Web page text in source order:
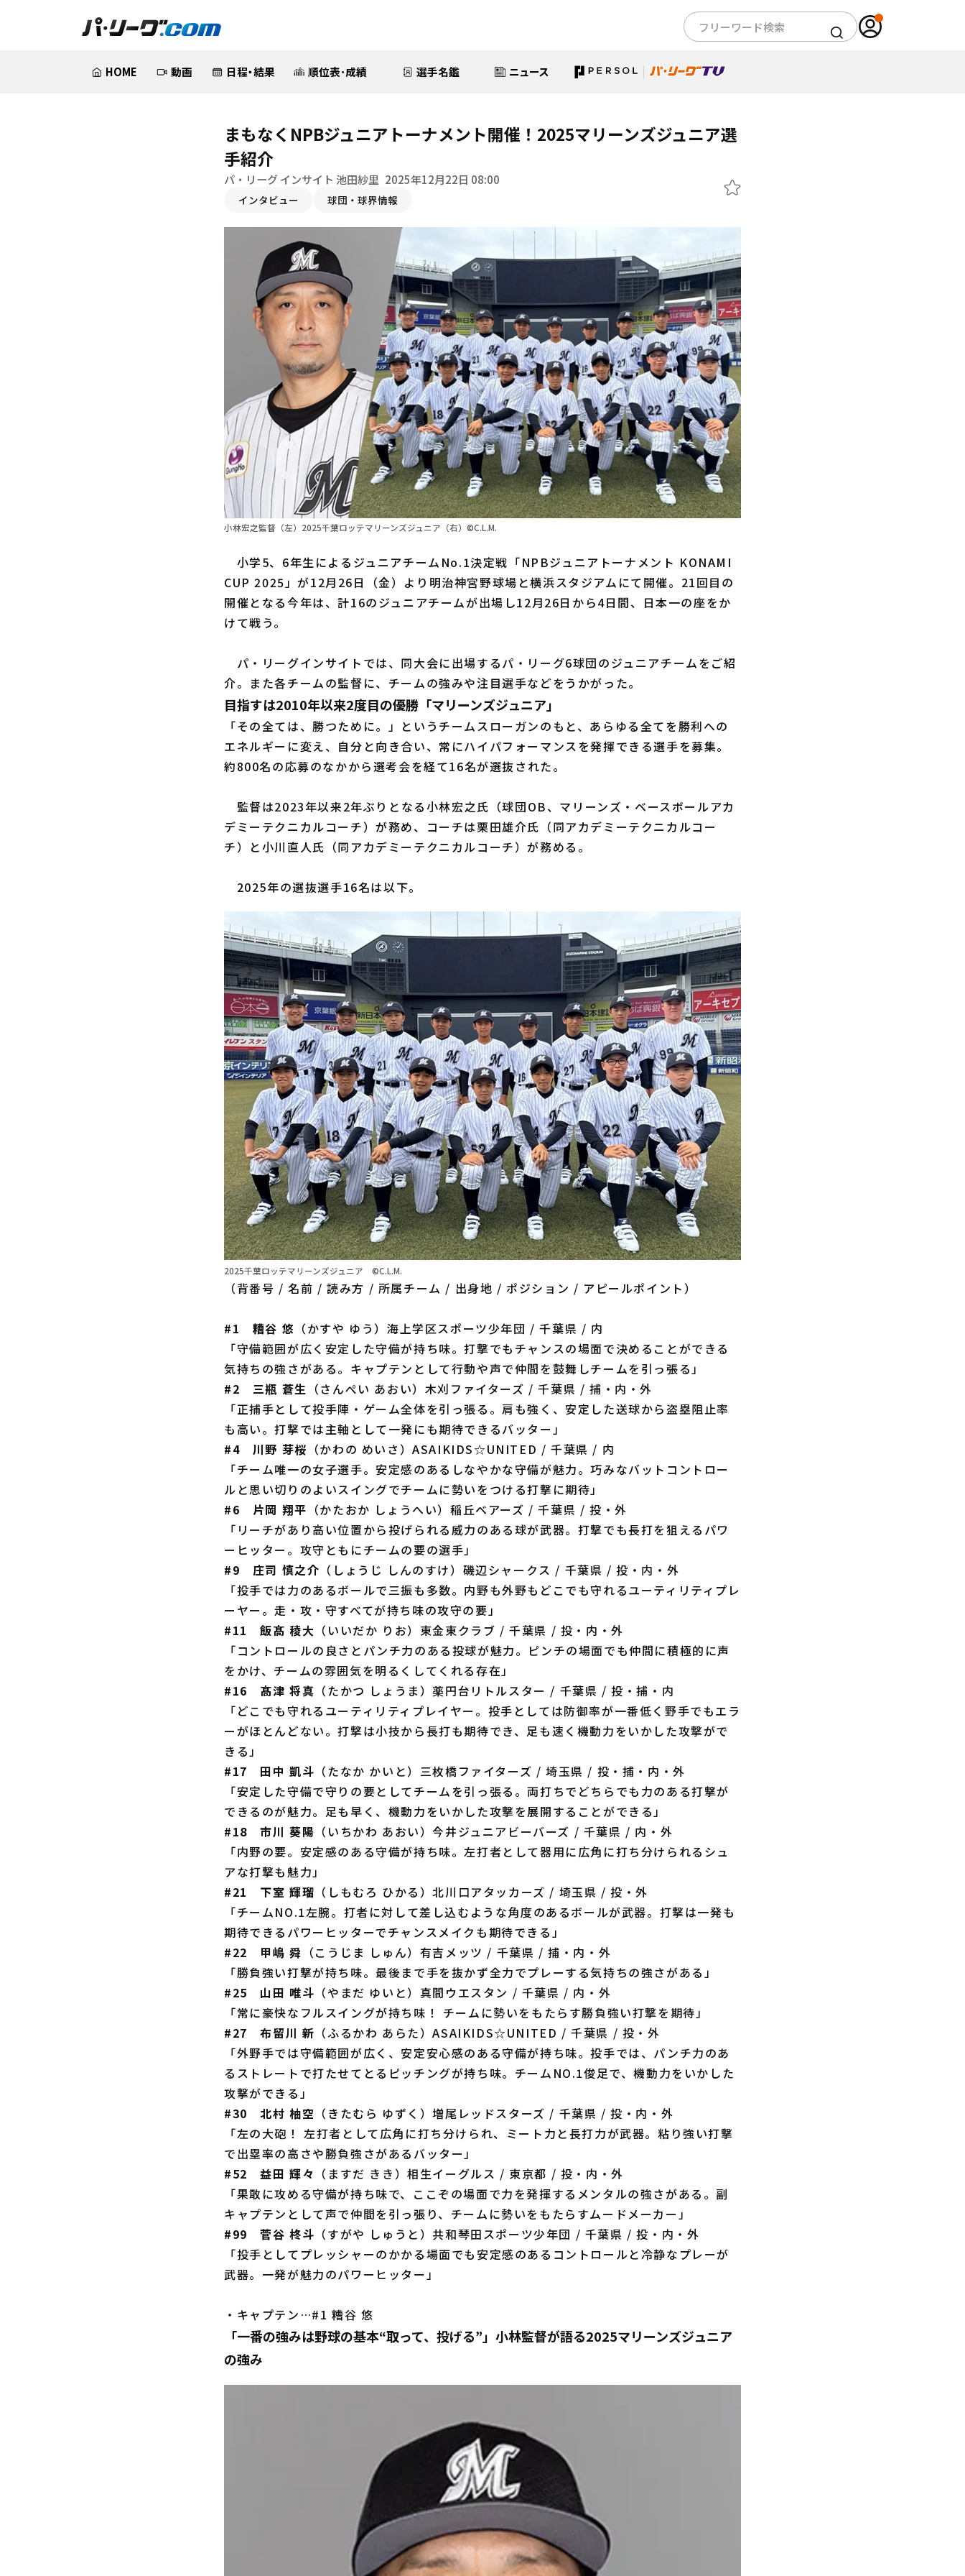
HOME 動画 日程・結果 順位表･成績 選手名鑑 ニュース
まもなくNPBジュニアトーナメント開催！2025マリーンズジュニア選
手紹介
パ・リーグ インサイト 池田紗里 2025年12月22日 08:00
インタビュー 球団・球界情報
小林宏之監督（左）2025千葉ロッテマリーンズジュニア（右）©C.L.M.
小学5、6年生によるジュニアチームNo.1決定戦「NPBジュニアトーナメント KONAMI
CUP 2025」が12月26日（金）より明治神宮野球場と横浜スタジアムにて開催。21回目の
開催となる今年は、計16のジュニアチームが出場し12月26日から4日間、日本一の座をか
けて戦う。
パ・リーグインサイトでは、同大会に出場するパ・リーグ6球団のジュニアチームをご紹
介。また各チームの監督に、チームの強みや注目選手などをうかがった。
目指すは2010年以来2度目の優勝「マリーンズジュニア」
「その全ては、勝つために。」というチームスローガンのもと、あらゆる全てを勝利への
エネルギーに変え、自分と向き合い、常にハイパフォーマンスを発揮できる選手を募集。
約800名の応募のなかから選考会を経て16名が選抜された。
監督は2023年以来2年ぶりとなる小林宏之氏（球団OB、マリーンズ・ベースボールアカ
デミーテクニカルコーチ）が務め、コーチは栗田雄介氏（同アカデミーテクニカルコー
チ）と小川直人氏（同アカデミーテクニカルコーチ）が務める。
2025年の選抜選手16名は以下。
2025千葉ロッテマリーンズジュニア ©C.L.M.
（背番号 / 名前 / 読み方 / 所属チーム / 出身地 / ポジション / アピールポイント）
#1 糟谷 悠 （かすや ゆう）海上学区スポーツ少年団 / 千葉県 / 内
「守備範囲が広く安定した守備が持ち味。打撃でもチャンスの場面で決めることができる
気持ちの強さがある。キャプテンとして行動や声で仲間を鼓舞しチームを引っ張る」
#2 三瓶 蒼生 （さんぺい あおい）木刈ファイターズ / 千葉県 / 捕・内・外
「正捕手として投手陣・ゲーム全体を引っ張る。肩も強く、安定した送球から盗塁阻止率
も高い。打撃では主軸として一発にも期待できるバッター」
#4 川野 芽桜 （かわの めいさ）ASAIKIDS☆UNITED / 千葉県 / 内
「チーム唯一の女子選手。安定感のあるしなやかな守備が魅力。巧みなバットコントロー
ルと思い切りのよいスイングでチームに勢いをつける打撃に期待」
#6 片岡 翔平 （かたおか しょうへい）稲丘ベアーズ / 千葉県 / 投・外
「リーチがあり高い位置から投げられる威力のある球が武器。打撃でも長打を狙えるパワ
ーヒッター。攻守ともにチームの要の選手」
#9 庄司 慎之介 （しょうじ しんのすけ）磯辺シャークス / 千葉県 / 投・内・外
「投手では力のあるボールで三振も多数。内野も外野もどこでも守れるユーティリティプレ
ーヤー。走・攻・守すべてが持ち味の攻守の要」
#11 飯髙 稜大 （いいだか りお）東金東クラブ / 千葉県 / 投・内・外
「コントロールの良さとパンチ力のある投球が魅力。ピンチの場面でも仲間に積極的に声
をかけ、チームの雰囲気を明るくしてくれる存在」
#16 髙津 将真 （たかつ しょうま）薬円台リトルスター / 千葉県 / 投・捕・内
「どこでも守れるユーティリティプレイヤー。投手としては防御率が一番低く野手でもエラ
ーがほとんどない。打撃は小技から長打も期待でき、足も速く機動力をいかした攻撃がで
きる」
#17 田中 凱斗 （たなか かいと）三枚橋ファイターズ / 埼玉県 / 投・捕・内・外
「安定した守備で守りの要としてチームを引っ張る。両打ちでどちらでも力のある打撃が
できるのが魅力。足も早く、機動力をいかした攻撃を展開することができる」
#18 市川 葵陽 （いちかわ あおい）今井ジュニアビーバーズ / 千葉県 / 内・外
「内野の要。安定感のある守備が持ち味。左打者として器用に広角に打ち分けられるシュ
アな打撃も魅力」
#21 下室 輝瑠 （しもむろ ひかる）北川口アタッカーズ / 埼玉県 / 投・外
「チームNO.1左腕。打者に対して差し込むような角度のあるボールが武器。打撃は一発も
期待できるパワーヒッターでチャンスメイクも期待できる」
#22 甲嶋 舜 （こうじま しゅん）有吉メッツ / 千葉県 / 捕・内・外
「勝負強い打撃が持ち味。最後まで手を抜かず全力でプレーする気持ちの強さがある」
#25 山田 唯斗 （やまだ ゆいと）真間ウエスタン / 千葉県 / 内・外
「常に豪快なフルスイングが持ち味！ チームに勢いをもたらす勝負強い打撃を期待」
#27 布留川 新 （ふるかわ あらた）ASAIKIDS☆UNITED / 千葉県 / 投・外
「外野手では守備範囲が広く、安定安心感のある守備が持ち味。投手では、パンチ力のあ
るストレートで打たせてとるピッチングが持ち味。チームNO.1俊足で、機動力をいかした
攻撃ができる」
#30 北村 柚空 （きたむら ゆずく）増尾レッドスターズ / 千葉県 / 投・内・外
「左の大砲！ 左打者として広角に打ち分けられ、ミート力と長打力が武器。粘り強い打撃
で出塁率の高さや勝負強さがあるバッター」
#52 益田 輝々 （ますだ きき）相生イーグルス / 東京都 / 投・内・外
「果敢に攻める守備が持ち味で、ここぞの場面で力を発揮するメンタルの強さがある。副
キャプテンとして声で仲間を引っ張り、チームに勢いをもたらすムードメーカー」
#99 菅谷 柊斗 （すがや しゅうと）共和琴田スポーツ少年団 / 千葉県 / 投・内・外
「投手としてプレッシャーのかかる場面でも安定感のあるコントロールと冷静なプレーが
武器。一発が魅力のパワーヒッター」
・キャプテン…#1 糟谷 悠
「一番の強みは野球の基本“取って、投げる”」小林監督が語る2025マリーンズジュニア
の強み